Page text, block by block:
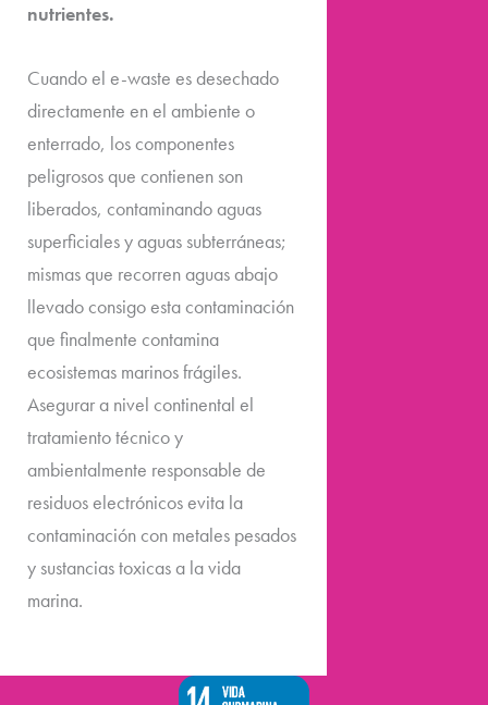
nutrientes.
Cuando el e-waste es desechado
directamente en el ambiente o
enterrado, los componentes
peligrosos que contienen son
liberados, contaminando aguas
superficiales y aguas subterráneas;
mismas que recorren aguas abajo
llevado consigo esta contaminación
que finalmente contamina
ecosistemas marinos frágiles.
Asegurar a nivel continental el
tratamiento técnico y
ambientalmente responsable de
residuos electrónicos evita la
contaminación con metales pesados
y sustancias toxicas a la vida
marina.